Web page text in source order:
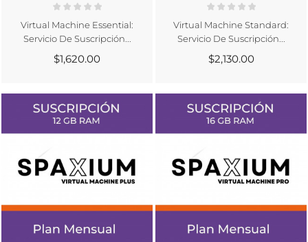
Virtual Machine Essential:
Servicio De Suscripción...
$1,620.00
Virtual Machine Standard:
Servicio De Suscripción...
$2,130.00